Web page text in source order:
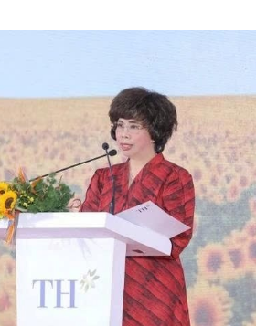
Hồng Huệ SN 1998 và 11 người liên quan 120 tỷ
nhẫn ngày 7/8 tại SJC, Bảo Tín Mạnh Hải, Bảo
Phú Quý,... đồng loạt giảm
yêu cầu đẩy nhanh tiến độ siêu dự án
án bất động sản được tháo gỡ vưỡng mắc
cả nước dùng trong nửa năm, Trung Quốc vẫn
điện than nhiều nhất 10 năm: Vì sao?